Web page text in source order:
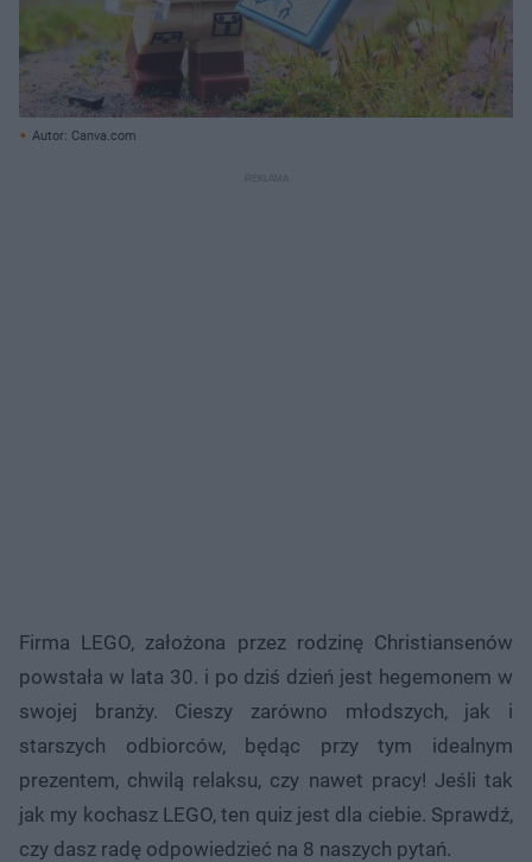
Autor: Canva.com
Firma LEGO, założona przez rodzinę Christiansenów
powstała w lata 30. i po dziś dzień jest hegemonem w
swojej branży. Cieszy zarówno młodszych, jak i
starszych odbiorców, będąc przy tym idealnym
prezentem, chwilą relaksu, czy nawet pracy! Jeśli tak
jak my kochasz LEGO, ten quiz jest dla ciebie. Sprawdź,
czy dasz radę odpowiedzieć na 8 naszych pytań.